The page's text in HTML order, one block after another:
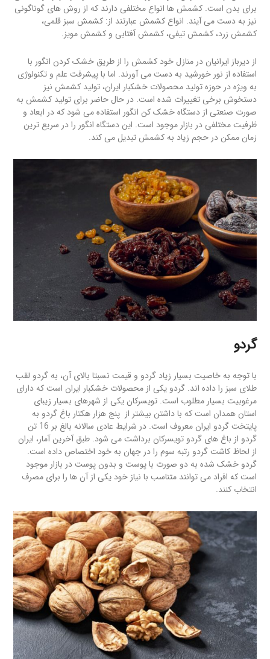
برای بدن است. کشمش ها انواع مختلفی دارند که از روش های گوناگونی
نیز به دست می آیند. انواع کشمش عبارتند از: کشمش سبز قلمی،
کشمش زرد، کشمش تیفی، کشمش آفتابی و کشمش مویز.
از دیرباز ایرانیان در منازل خود کشمش را از طریق خشک کردن انگور با
استفاده از نور خورشید به دست می آورند. اما با پیشرفت علم و تکنولوژی
به ویژه در حوزه تولید محصولات خشکبار ایران، تولید کشمش نیز
دستخوش برخی تغییرات شده است. در حال حاضر برای تولید کشمش به
صورت صنعتی از دستگاه خشک کن انگور استفاده می شود که در ابعاد و
ظرفیت مختلفی در بازار موجود است. این دستگاه انگور را در سریع ترین
زمان ممکن در حجم زیاد به کشمش تبدیل می کند.
گردو
با توجه به خاصیت بسیار زیاد گردو و قیمت نسبتا بالای آن، به گردو لقب
طلای سبز را داده اند. گردو یکی از محصولات خشکبار ایران است که دارای
مرغوبیت بسیار مطلوب است. تویسرکان یکی از شهرهای بسیار زیبای
استان همدان است که با داشتن بیشتر از پنج هزار هکتار باغ گردو به
پایتخت گردو ایران معروف است. در شرایط عادی سالانه بالغ بر 16 تن
گردو از باغ های گردو تویسرکان برداشت می شود. طبق آخرین آمار، ایران
از لحاظ کاشت گردو رتبه سوم را در جهان به خود اختصاص داده است.
گردو خشک شده به دو صورت با پوست و بدون پوست در بازار موجود
است که افراد می توانند متناسب با نیاز خود یکی از آن ها را برای مصرف
انتخاب کنند.